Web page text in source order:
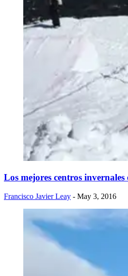
Los mejores centros
Francisco Javier Leay - May 3, 2016